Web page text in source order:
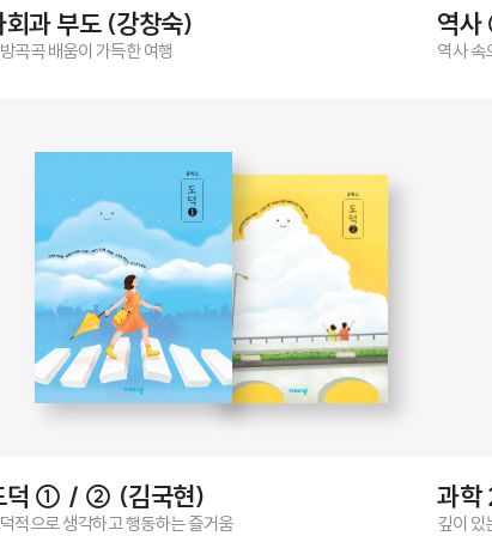
회과 부도 (강창숙)
곡곡 배움이 가득한 여행
역
역사 속
덕 ① / ② (김국현)
적으로 생각하고 행동하는 즐거움
과학
깊이 있